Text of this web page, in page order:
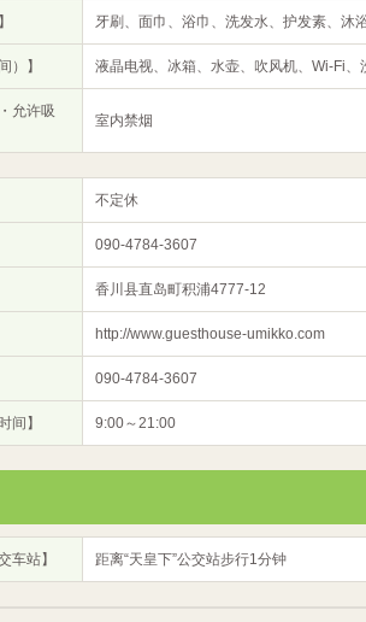
牙刷、面巾、浴巾、洗发水、护发素、沐
）】 液晶电视、冰箱、水壶、吹风机、Wi-Fi、
允许吸
室内禁烟
不定休
090-4784-3607
香川县直岛町积浦4777-12
http://www.guesthouse-umikko.com
090-4784-3607
间】 9:00～21:00
车站】 距离“天皇下”公交站步行1分钟